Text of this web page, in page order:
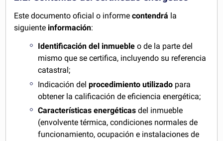
Este documento oficial o informecontendrá la
siguiente información:
Identificación del inmueble o de la parte del
mismo que se certifica, incluyendo su referencia
catastral;
Indicación delprocedimiento utilizado para
obtener la calificación de eficiencia energética;
Características energéticas del inmueble
(envolvente térmica, condiciones normales de
funcionamiento, ocupación e instalaciones de